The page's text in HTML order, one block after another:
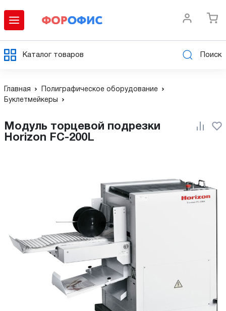
Каталог товаров Поиск
Главная
Полиграфическое оборудование
Буклетмейкеры
Модуль торцевой подрезки
Horizon FC-200L